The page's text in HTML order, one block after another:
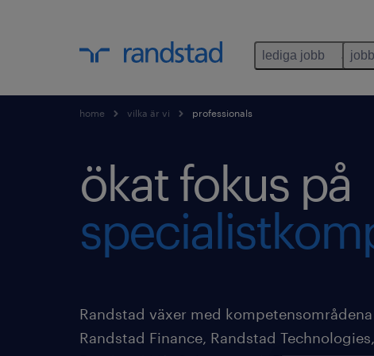
lediga jobb
home vilka är vi professionals
ökat fokus på
Randstad växer med kompetensområdena
Randstad Finance, Randstad Technologies,